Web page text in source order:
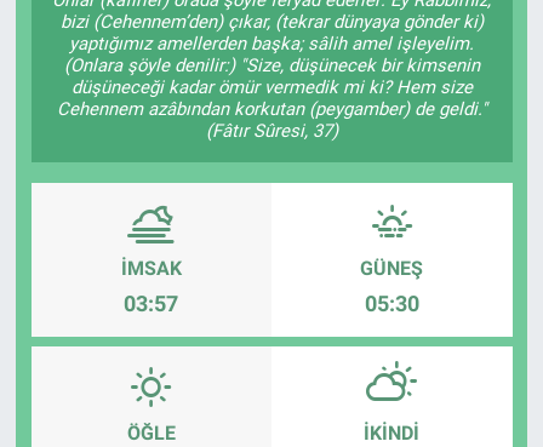
bizi (Cehennem’den) çıkar, (tekrar dünyaya gönder ki)
yaptığımız amellerden başka; sâlih amel işleyelim.
(Onlara şöyle denilir:) "Size, düşünecek bir kimsenin
düşüneceği kadar ömür vermedik mi ki? Hem size
Cehennem azâbından korkutan (peygamber) de geldi."
(Fâtır Sûresi, 37)
İMSAK
03:57
GÜNEŞ
05:30
ÖĞLE İKINDI
Ege'den Esintiler
Eğitim
Eğlence
Ekonomi
Forum
Gerçeğin İzinde
Gün Başlıyor
İletişim